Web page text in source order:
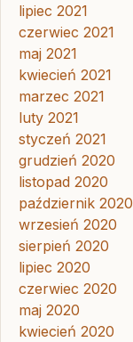
lipiec 2021
czerwiec 2021
maj 2021
kwiecień 2021
marzec 2021
luty 2021
styczeń 2021
grudzień 2020
listopad 2020
październik 2020
wrzesień 2020
sierpień 2020
lipiec 2020
czerwiec 2020
maj 2020
kwiecień 2020